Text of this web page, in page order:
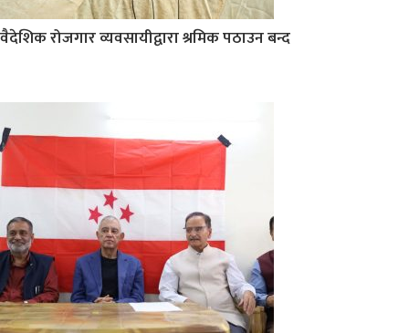
वैदेशिक रोजगार व्यवसायीद्वारा श्रमिक पठाउन बन्द